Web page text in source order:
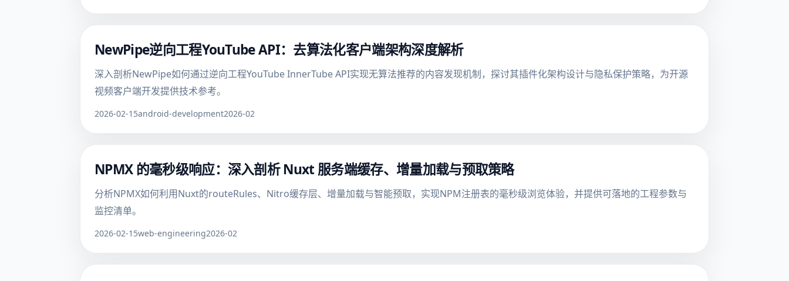
NewPipe逆向工程YouTube API：去算法化客户端架构深度解析
深入剖析NewPipe如何通过逆向工程YouTube InnerTube API实现无算法推荐的内容发现机制，探讨其插件化架构设计与隐私保护策略，为开源
视频客户端开发提供技术参考。
2026-02-15android-development2026-02
NPMX 的毫秒级响应：深入剖析 Nuxt 服务端缓存、增量加载与预取策略
分析NPMX如何利用Nuxt的routeRules、Nitro缓存层、增量加载与智能预取，实现NPM注册表的毫秒级浏览体验，并提供可落地的工程参数与
监控清单。
2026-02-15web-engineering2026-02